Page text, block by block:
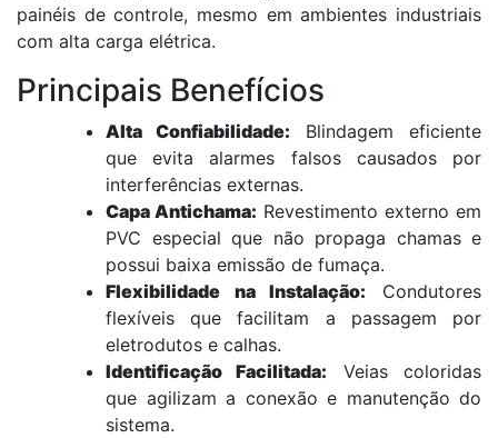
painéis de controle, mesmo em ambientes industriais
com alta carga elétrica.
Principais Benefícios
Alta Confiabilidade: Blindagem eficiente
que evita alarmes falsos causados por
interferências externas.
Capa Antichama: Revestimento externo em
PVC especial que não propaga chamas e
possui baixa emissão de fumaça.
Flexibilidade na Instalação: Condutores
flexíveis que facilitam a passagem por
eletrodutos e calhas.
Identificação Facilitada: Veias coloridas
que agilizam a conexão e manutenção do
sistema.